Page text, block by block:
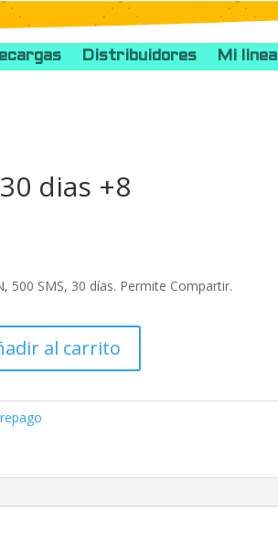
Distribuidores Mi linea
dias +8
500 SMS, 30 días. Permite Compartir.
al carrito